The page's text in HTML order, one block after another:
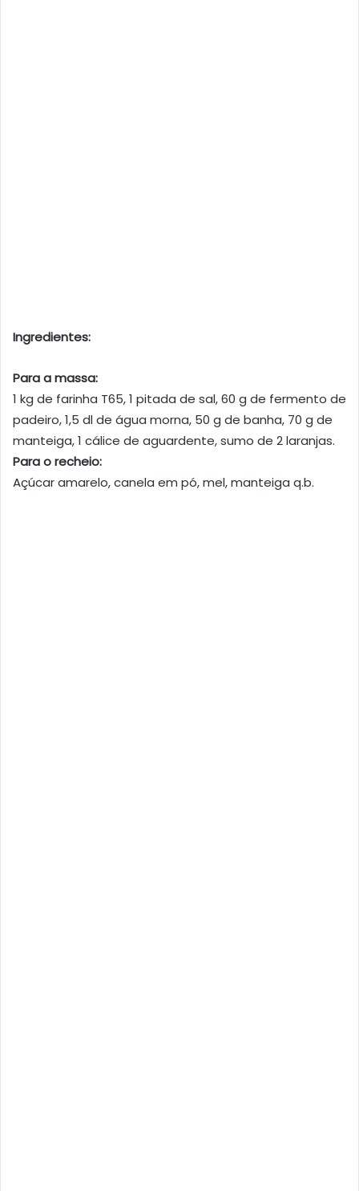
Ingredientes:
Para a massa:
1 kg de farinha T65, 1 pitada de sal, 60 g de fermento de
padeiro, 1,5 dl de água morna, 50 g de banha, 70 g de
manteiga, 1 cálice de aguardente, sumo de 2 laranjas.
Para o recheio:
Açúcar amarelo, canela em pó, mel, manteiga q.b.